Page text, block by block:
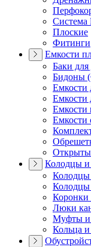
Система
Плоские
Фитинги
Емкости
Баки
Бидоны
Емкости
Емкости
Емкости
Емкости
Колодцы
Колодцы
Коронки
Люки
Муфты и
Кольца